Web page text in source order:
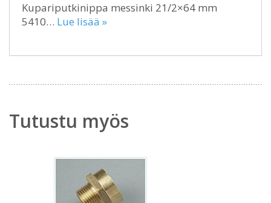
Kupariputkinippa messinki 21/2×64 mm
5410… Lue lisää »
Tutustu myös